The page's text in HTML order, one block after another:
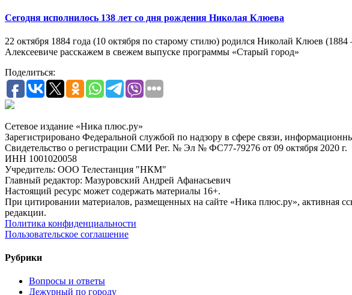
Сегодня исполнилось 138 лет со дня рождения Николая Клюева
22 октября 1884 года (10 октября по старому стилю) родился Николай Клюев
Алексеевиче расскажем в свежем выпуске программы «Старый город»
Поделиться:
Сетевое издание «Ника плюс.ру»
Зарегистрировано Федеральной службой по надзору в сфере связи,
Свидетельство о регистрации СМИ Рег. № Эл № ФС77-79276 от 09 октября 2020 г.
ИНН 1001020058
Учредитель: ООО Телестанция "НКМ"
Главный редактор: Мазуровский Андрей Афанасьевич
Настоящий ресурс может содержать материалы 16+.
При цитировании материалов, размещенных на сайте «Ника плюс.ру», активная
редакции.
Политика конфиденциальности
Пользовательское соглашение
Рубрики
Вопросы и ответы
Дежурный по городу